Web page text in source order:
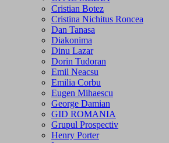
Cristian Botez
Cristina Nichitus Roncea
Dan Tanasa
Diakonima
Dinu Lazar
Dorin Tudoran
Emil Neacsu
Emilia Corbu
Eugen Mihaescu
George Damian
GID ROMANIA
Grupul Prospectiv
Henry Porter